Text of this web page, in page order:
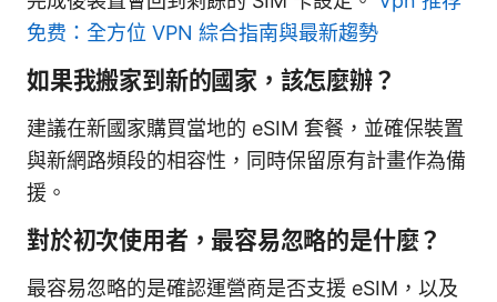
免费：全方位 VPN 綜合指南與最新趨勢
如果我搬家到新的國家，該怎麼辦？
建議在新國家購買當地的 eSIM 套餐，並確保裝置
與新網路頻段的相容性，同時保留原有計畫作為備
援。
對於初次使用者，最容易忽略的是什麼？
最容易忽略的是確認運營商是否支援 eSIM，以及